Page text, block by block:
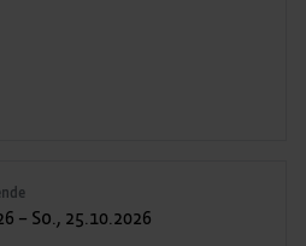
– So., 25.10.2026